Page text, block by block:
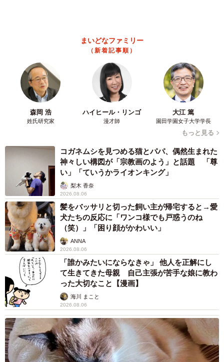
「かわいいストーカーに追われています」甘えん坊な元保護
猫 最後は飼い主にダイブする姿に「間違いなく犬」「完全に
親子」と反響
梨木 香奈
乗り越えた猫 「叶わないかもしれない」と覚
悟した19歳の誕生日を迎えて感動
古川 諭香
2026.08.06
「カニにアジをあげると青くなる」ほんと
に！？ 「自然の染色技術が凄い」と話題に
その理由とは…？
竹中 友一（RinToris）
2026.08.06
誰も求めていない職場の「謎マナー」、「過剰
な挨拶」や「お土産配り」を抑えた1位は？
やめられない理由は「周りの目」
まいどなデータ
2026.08.06
自転車通行可の歩道 電動キックボードで走行
中、小学生とあわや衝突！ 「歩道走行は道交
法違反でしょ」と指摘されました【弁護士が解
説】長澤 芳子
2026.08.06